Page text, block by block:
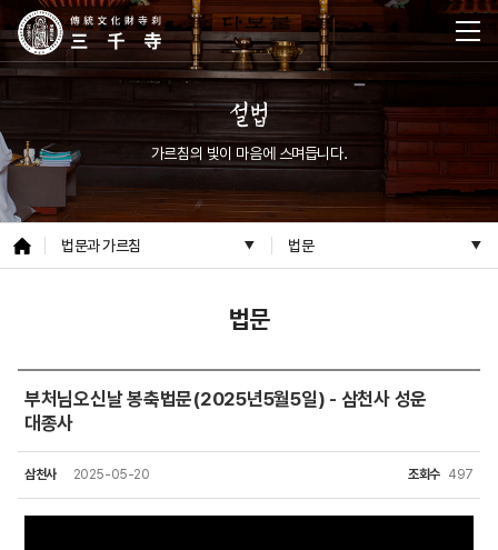
설법
가르침의 빛이 마음에 스며듭니다.
법문과 가르침 법문
법문
부처님오신날 봉축법문(2025년5월5일) - 삼천사 성운
대종사
삼천사 2025-05-20 조회수 497